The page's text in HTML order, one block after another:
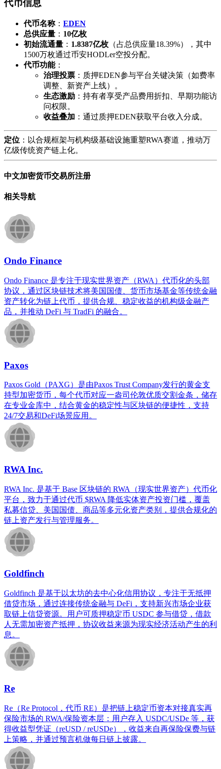
​代币信息​
​代币名称​​：​ EDEN
​总供应量​ ​：​ ​10亿枚​
​初始流通量​ ​：​ ​1.8387亿枚​ ​（占总供应量18.39%），其中
1500万枚通过币安HODLer空投分配。
​代币功能​​：
​治理投票​ ​：质押EDEN参与平台关键决策（如费率
调整、新资产上线）。
​生态激励​ ​：持有者享受产品费用折扣、早期功能访
问权限。
​收益叠加​ ​：通过质押EDEN获取平台收入分成。
​定位​ ​：以合规框架与机构级基础设施重塑RWA赛道，推动万
亿级传统资产链上化。
中文加密货币交易所注册
相关导航
Ondo Finance
Ondo Finance 是专注于现实世界资产（RWA）代币化的头部
协议，通过区块链技术将美国国债、货币市场基金等传统金融
资产转化为链上代币，提供合规、稳定收益的机构级金融产
品，并推动 DeFi 与 TradFi 的融合。
Paxos
Paxos Gold（PAXG）是由Paxos Trust Company发行的黄金支
持型加密货币，每个代币对应一盎司伦敦优质交割金条，储存
在专业金库中，结合黄金的稳定性与区块链的便捷性，支持
24/7交易和DeFi场景应用。
RWA Inc.
RWA Inc. 是基于 Base 区块链的 RWA（现实世界资产）代币化
平台，致力于通过代币 $RWA 降低实体资产投资门槛，覆盖
私募信贷、美国国债、商品等多元化资产类别，提供合规化的
链上资产发行与管理服务。
Goldfinch
Goldfinch 是基于以太坊的去中心化信用协议，专注于无抵押
借贷市场，通过连接传统金融与 DeFi，支持新兴市场企业获
取链上信贷资源。用户可质押稳定币 USDC 参与借贷，借款
人无需加密资产抵押，协议收益来源为现实经济活动产生的利
息。
Re
Re（Re Protocol，代币 RE）是把链上稳定币资本对接真实再
保险市场的 RWA/保险资本层：用户存入 USDC/USDe 等，获
得收益型凭证（reUSD / reUSDe），收益来自再保险保费与链
上策略，并通过预言机做每日链上披露。